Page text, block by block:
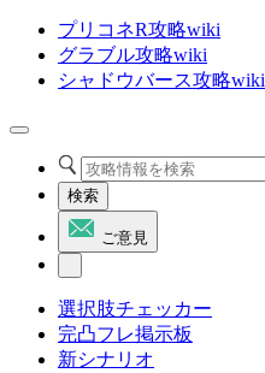
プリコネR攻略wiki
グラブル攻略wiki
シャドウバース攻略wiki
検索
ご意見
選択肢チェッカー
完凸フレ掲示板
新シナリオ